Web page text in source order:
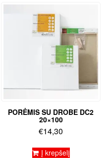
PORĖMIS SU DROBE DC2
20×100
€14,30
Į krepšelį